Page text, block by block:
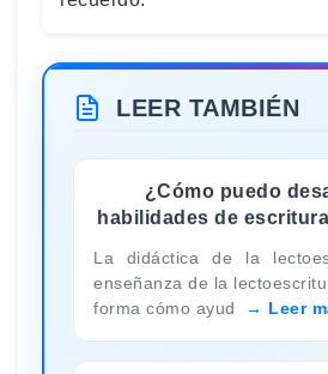
LEER TAMBIÉN
¿Cómo puedo
habilidades de
La didáctica de la
enseñanza de la
forma cómo ayud
Leer